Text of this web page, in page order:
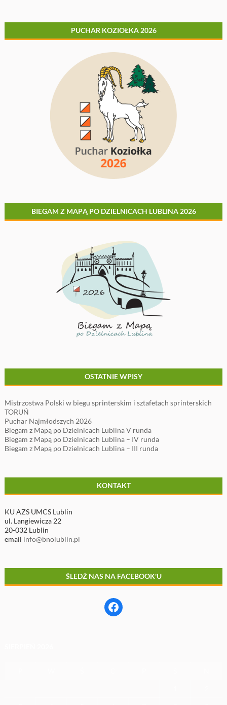
PUCHAR KOZIOŁKA 2026
BIEGAM Z MAPĄ PO DZIELNICACH LUBLINA 2026
OSTATNIE WPISY
Mistrzostwa Polski w biegu sprinterskim i sztafetach sprinterskich
TORUŃ
Puchar Najmłodszych 2026
Biegam z Mapą po Dzielnicach Lublina V runda
Biegam z Mapą po Dzielnicach Lublina – IV runda
Biegam z Mapą po Dzielnicach Lublina – III runda
KONTAKT
KU AZS UMCS Lublin
ul. Langiewicza 22
20-032 Lublin
email info@bnolublin.pl
ŚLEDŹ NAS NA FACEBOOK'U
Facebook